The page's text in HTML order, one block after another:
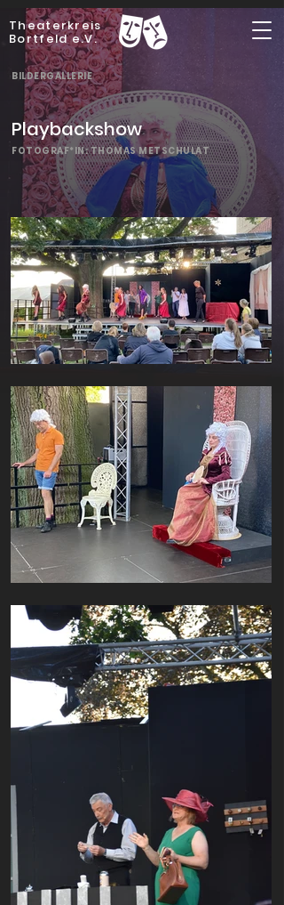
Theaterkreis
Bortfeld e.V.
BILDERGALLERIE
Playbackshow
FOTOGRAF*IN: THOMAS METSCHULAT